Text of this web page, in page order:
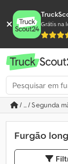
Grátis na
/ ... / Segunda
Furgão